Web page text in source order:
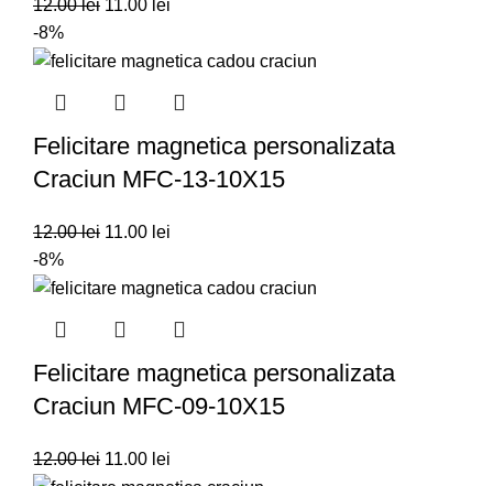
12.00lei 11.00 lei
-8%
Felicitare magnetica personalizata
Craciun MFC-13-10X15
12.00lei 11.00 lei
-8%
Felicitare magnetica personalizata
Craciun MFC-09-10X15
12.00lei 11.00 lei